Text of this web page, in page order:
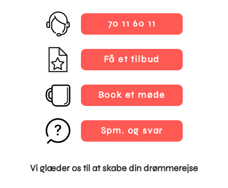
70 11 60 11
Få et tilbud
Book et møde
Spm. og svar
Vi glæder os til at skabe din drømmerejse